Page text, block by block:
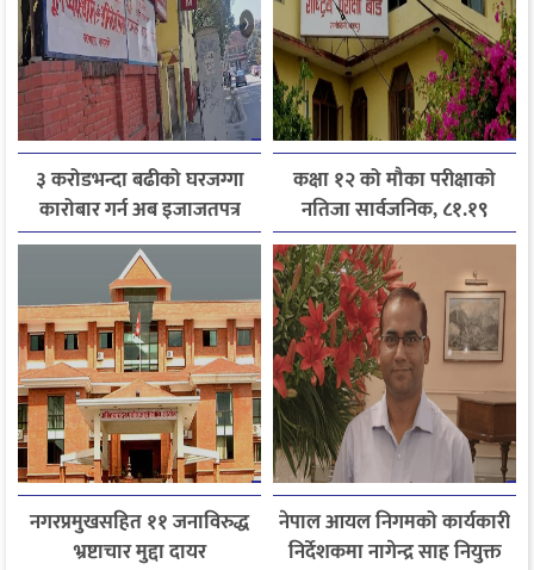
३ करोडभन्दा बढीको घरजग्गा
कारोबार गर्न अब इजाजतपत्र
अनिवार्य
कक्षा १२ को मौका परीक्षाको
नतिजा सार्वजनिक, ८१.१९
प्रतिशत विद्यार्थी उत्तीर्ण
नगरप्रमुखसहित ११ जनाविरुद्ध
भ्रष्टाचार मुद्दा दायर
नेपाल आयल निगमको कार्यकारी
निर्देशकमा नागेन्द्र साह नियुक्त